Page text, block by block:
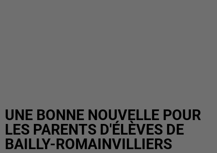
UNE BONNE NOUVELLE POUR
LES PARENTS D'ÉLÈVES DE
BAILLY-ROMAINVILLIERS